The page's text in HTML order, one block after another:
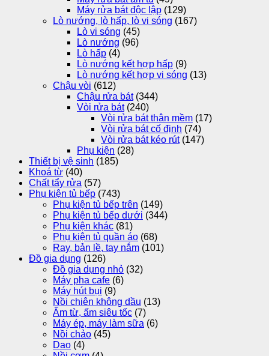
Máy rửa bát độc lập (129)
Lò nướng, lò hấp, lò vi sóng (167)
Lò vi sóng (45)
Lò nướng (96)
Lò hấp (4)
Lò nướng kết hợp hấp (9)
Lò nướng kết hợp vi sóng (13)
Chậu vòi (612)
Chậu rửa bát (344)
Vòi rửa bát (240)
Vòi rửa bát thân mềm (17)
Vòi rửa bát cố định (74)
Vòi rửa bát kéo rút (147)
Phụ kiện (28)
Thiết bị vệ sinh (185)
Khoá từ (40)
Chất tẩy rửa (57)
Phụ kiện tủ bếp (743)
Phụ kiện tủ bếp trên (149)
Phụ kiện tủ bếp dưới (344)
Phụ kiện khác (81)
Phụ kiện tủ quần áo (68)
Ray, bản lề, tay nắm (101)
Đồ gia dụng (126)
Đồ gia dụng nhỏ (32)
Máy pha cafe (6)
Máy hút bụi (9)
Nồi chiên không dầu (13)
Ấm từ, ấm siêu tốc (7)
Máy ép, máy làm sữa (6)
Nồi chảo (45)
Dao (4)